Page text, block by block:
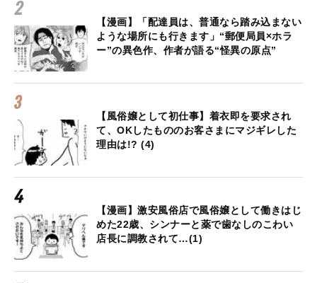
【漫画】「配達員は、普通なら踏み込まない
ような場所にも行きます」“郵便局員×ホラ
ー”の異色作、作者が語る“怪異の原点”
【風俗嬢として初仕事】着衣即を要求され
て、OKしたもののお客さまにマジギレした
理由は!? (4)
【漫画】激安風俗店で風俗嬢として働きはじ
めた22歳、シンナーと薬で歯なしのこわい
店長に調教されて…(1)